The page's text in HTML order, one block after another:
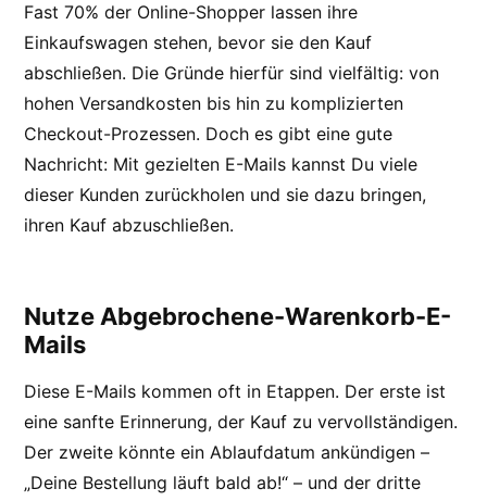
Fast 70% der Online-Shopper lassen ihre
Einkaufswagen stehen, bevor sie den Kauf
abschließen. Die Gründe hierfür sind vielfältig: von
hohen Versandkosten bis hin zu komplizierten
Checkout-Prozessen. Doch es gibt eine gute
Nachricht: Mit gezielten E-Mails kannst Du viele
dieser Kunden zurückholen und sie dazu bringen,
ihren Kauf abzuschließen.
Nutze Abgebrochene-Warenkorb-E-
Mails
Diese E-Mails kommen oft in Etappen. Der erste ist
eine sanfte Erinnerung, der Kauf zu vervollständigen.
Der zweite könnte ein Ablaufdatum ankündigen –
„Deine Bestellung läuft bald ab!“ – und der dritte